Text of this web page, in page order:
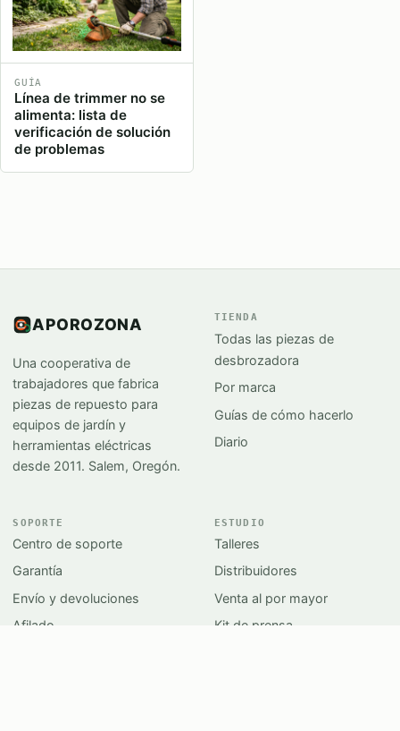
GUÍA
Línea de trimmer no se
alimenta: lista de
verificación de solución
de problemas
APOROZONA
Una cooperativa de
trabajadores que fabrica
piezas de repuesto para
equipos de jardín y
herramientas eléctricas
desde 2011. Salem, Oregón.
TIENDA
Todas las piezas de
desbrozadora
Por marca
Guías de cómo hacerlo
Diario
SOPORTE
Centro de soporte
Garantía
Envío y devoluciones
Afilado
ESTUDIO
Talleres
Distribuidores
Venta al por mayor
Kit de prensa